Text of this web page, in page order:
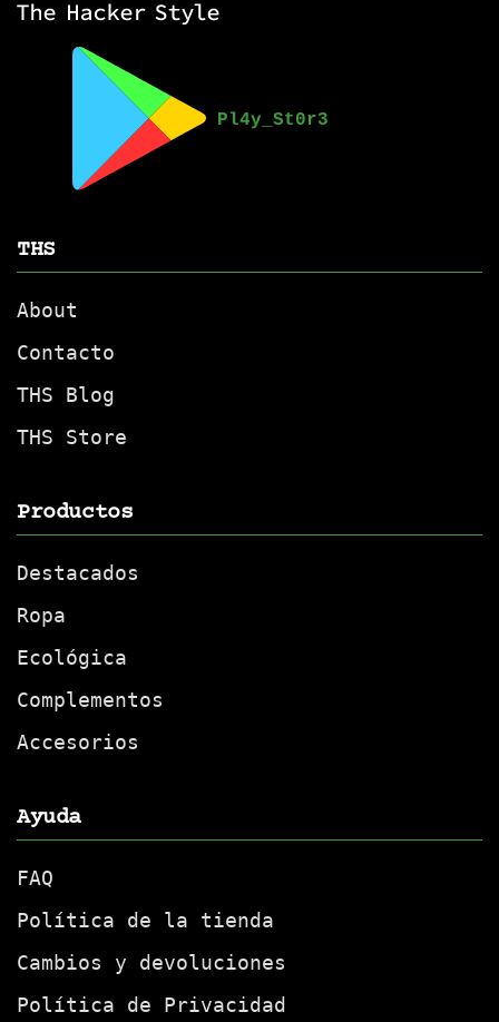
THS
About
Contacto
THS Blog
THS Store
Productos
Destacados
Ropa
Ecológica
Complementos
Accesorios
Ayuda
FAQ
Política de la tienda
Cambios y devoluciones
Política de Privacidad